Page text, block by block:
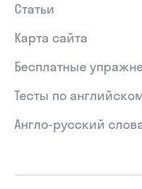
Статьи
Карта сайта
Бесплатные
Тесты по
Англо-русский